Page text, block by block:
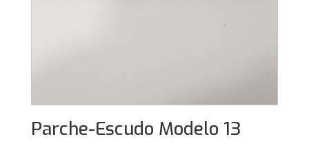
Parche-Escudo Modelo 13